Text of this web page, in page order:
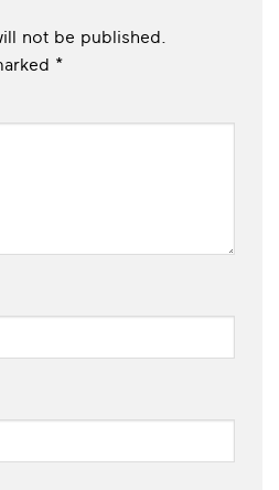
not be published.
*